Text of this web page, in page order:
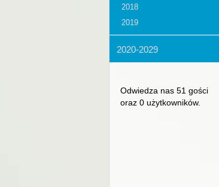
2018
2019
2020-2029
Odwiedza nas 51 gości
oraz 0 użytkowników.